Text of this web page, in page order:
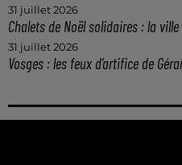
31 juillet 2026
Chalets de Noël solidaires : la
31 juillet 2026
Vosges : les feux d’artifice de